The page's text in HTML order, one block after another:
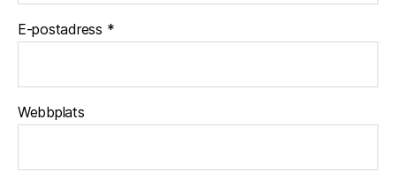
E-postadress *
Webbplats